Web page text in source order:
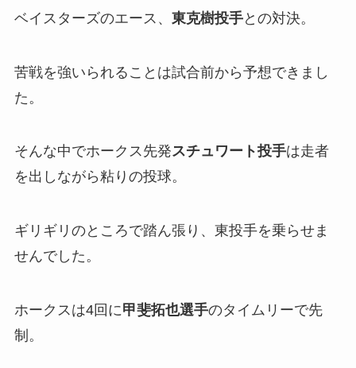
ベイスターズのエース、 東克樹投手との対決。
苦戦を強いられることは試合前から予想できまし
た。
そんな中でホークス先発スチュワート投手は走者
を出しながら粘りの投球。
ギリギリのところで踏ん張り、東投手を乗らせま
せんでした。
ホークスは4回に甲斐拓也選手のタイムリーで先
制。